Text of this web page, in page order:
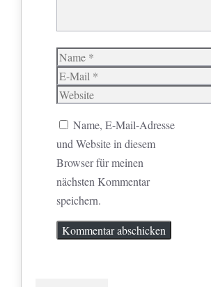
Name
E-
Mail
Website
Name, E-Mail-Adresse
und Website in diesem
Browser für meinen
nächsten Kommentar
speichern.